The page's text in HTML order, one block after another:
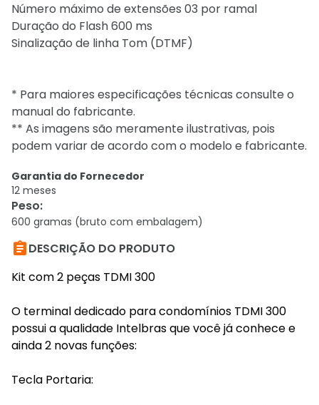
Número máximo de extensões 03 por ramal
Duração do Flash 600 ms
Sinalização de linha Tom (DTMF)
* Para maiores especificações técnicas consulte o
manual do fabricante.​
** As imagens são meramente ilustrativas, pois
podem variar de acordo com o modelo e fabricante.
Garantia do Fornecedor
12 meses
Peso:
600 gramas (bruto com embalagem)
DESCRIÇÃO DO PRODUTO
Kit com 2 peças TDMI 300
O terminal dedicado para condomínios TDMI 300
possui a qualidade Intelbras que você já conhece e
ainda 2 novas funções:
Tecla Portaria: